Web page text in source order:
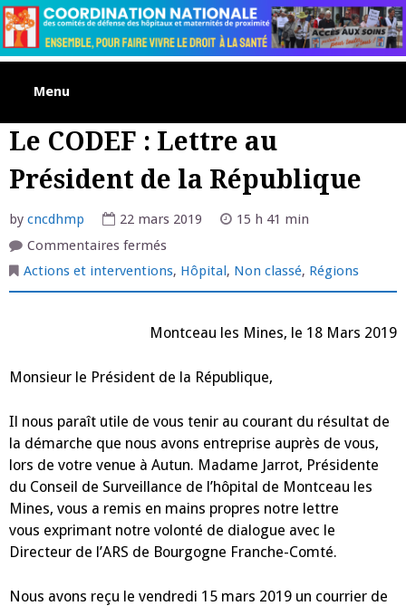
Skip
to
content
Menu
Le CODEF : Lettre au
Président de la République
by cncdhmp 22 mars 2019
15 h 41 min
Commentaires ferméssur
CODEF
Lettre
de
Actions et interventions, Hôpital , Non classé, Régions
Montceau les Mines, le 18 Mars 2019
Monsieur le Président de la République,
Il nous paraît utile de vous tenir au courant du résultat de
la démarche que nous avons entreprise auprès de vous,
lors de votre venue à Autun. Madame Jarrot, Présidente
du Conseil de Surveillance de l’hôpital de Montceau les
Mines, vous a remis en mains propres notre lettre
vous exprimant notre volonté de dialogue avec le
Directeur de l’ARS de Bourgogne Franche-Comté.
Nous avons reçu le vendredi 15 mars 2019 un courrier de